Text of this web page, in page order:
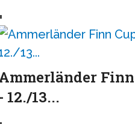
- 12./13...